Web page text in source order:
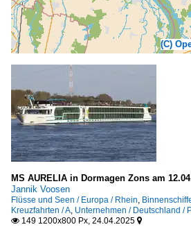
(C)
MS AURELIA in Dormagen Zons am
Jannik Voosen
Flüsse und Seen / Europa / Rhein,
Kreuzfahrten / A, Unternehmen / Deutschland /
 149 1200x800 Px, 24.04.2025 